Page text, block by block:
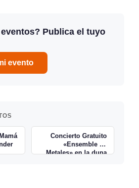
Publica el tuyo
evento
Concierto Gratuito
«Ensemble de
Metales» en la duna